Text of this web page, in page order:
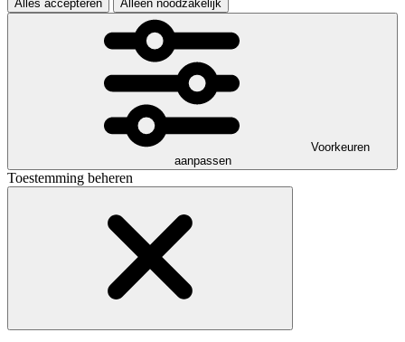
Alles accepteren Alleen noodzakelijk
Voorkeuren
aanpassen
Toestemming beheren